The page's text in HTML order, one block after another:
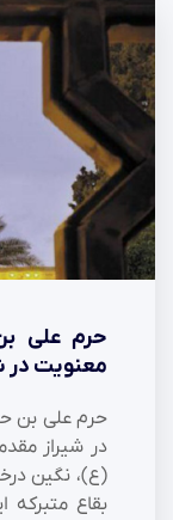
حرم علی
معنویت در
حرم علی بن
در شیراز
(ع)، نگین
بقاع